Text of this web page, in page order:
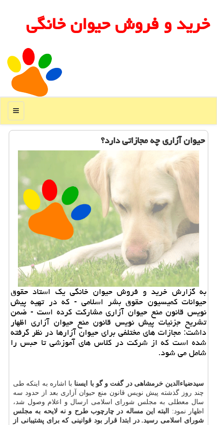
خرید و فروش حیوان خانگی
منو
حیوان آزاری چه مجازاتی دارد؟
به گزارش خرید و فروش حیوان خانگی یك استاد حقوق
حیوانات كمیسیون حقوق بشر اسلامی - كه در تهیه پیش
نویس قانون منع حیوان آزاری مشاركت كرده است - ضمن
تشریح جزئیات پیش نویس قانون منع حیوان آزاری اظهار
داشت: مجازات های مختلفی برای حیوان آزارها در نظر گرفته
شده است كه از شركت در كلاس های آموزشی تا حبس را
شامل می شود.
سیدضیاءالدین خرمشاهی در گفت و گو با ایسنا با اشاره به اینكه طی
چند روز گذشته پیش نویس قانون منع حیوان آزاری بعد از حدود سه
سال معطلی به مجلس شورای اسلامی ارسال و اعلام وصول شد،
اظهار نمود:
البته این مساله در چارچوب طرح و نه لایحه به مجلس
شورای اسلامی رسید. در ابتدا قرار بود قوانینی كه برای پشتیبانی از